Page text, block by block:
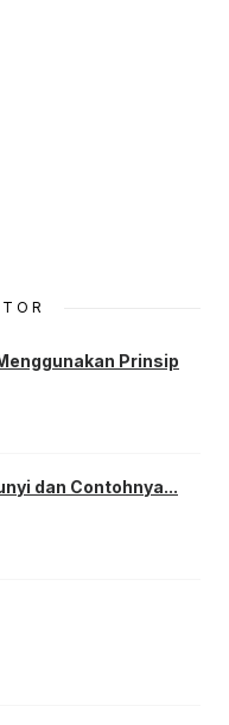
Prinsip
dan Contohnya...